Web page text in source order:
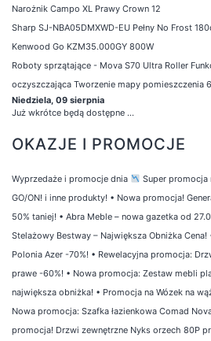
Narożnik Campo XL Prawy Crown 12
Sharp SJ-NBA05DMXWD-EU Pełny No Frost
Kenwood Go KZM35.000GY 800W
Roboty sprzątające - Mova S70 Ultra Roller
oczyszczająca Tworzenie mapy pomieszczenia
Niedziela, 09 sierpnia
Już wkrótce będą dostępne ...
OKAZJE I PROMOCJE
Wyprzedaże i promocje dnia
Super
GO/ON! i inne produkty! • Nowa promocja!
50% taniej! • Abra Meble – nowa gazetka od
Stelażowy Bestway – Największa Obniżka Cena!
Polonia Azer -70%! • Rewelacyjna promocja:
prawe -60%! • Nowa promocja: Zestaw mebli
największa obniżka! • Promocja na Wózek na
Nowa promocja: Szafka łazienkowa Comad
promocja! Drzwi zewnętrzne Nyks orzech 80P